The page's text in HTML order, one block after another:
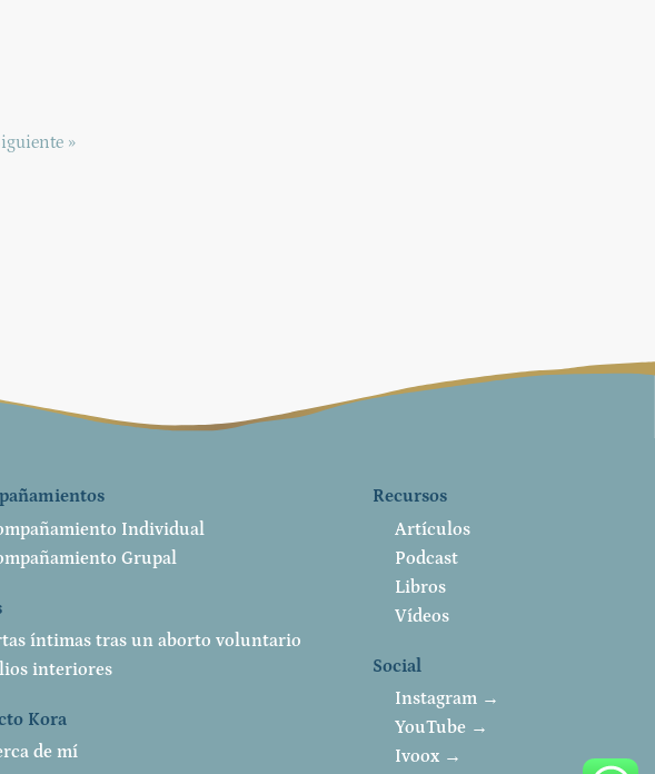
»
Individual
Grupal
íntimas tras un aborto voluntario
interiores
Kora
de mí
Recursos
Artículos
Podcast
Libros
Vídeos
Social
Instagram →
YouTube →
Ivoox →